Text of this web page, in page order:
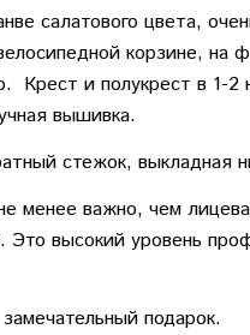
салатового цвета,
корзине, на
Крест и полукрест в 1-
вышивка.
стежок, выкладная
менее важно, чем
высокий уровень
подарок.